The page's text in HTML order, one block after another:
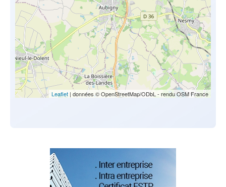
Leaflet | données © OpenStreetMap/ODbL - rendu OSM France